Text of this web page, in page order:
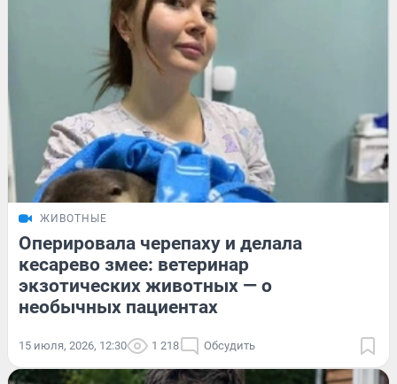
ЖИВОТНЫЕ
Оперировала черепаху и делала
кесарево змее: ветеринар
экзотических животных — о
необычных пациентах
15 июля, 2026, 12:30 1 218 Обсудить